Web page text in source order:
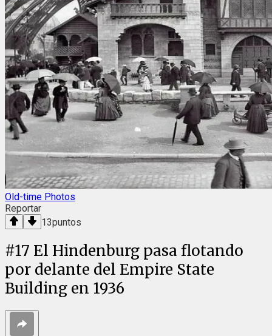
Old-time Photos
Reportar
13puntos
#17 El Hindenburg pasa flotando
por delante del Empire State
Building en 1936